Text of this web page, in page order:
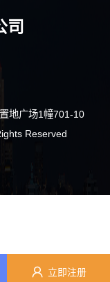
司
地广场1幢701-10
Reserved
立即注册